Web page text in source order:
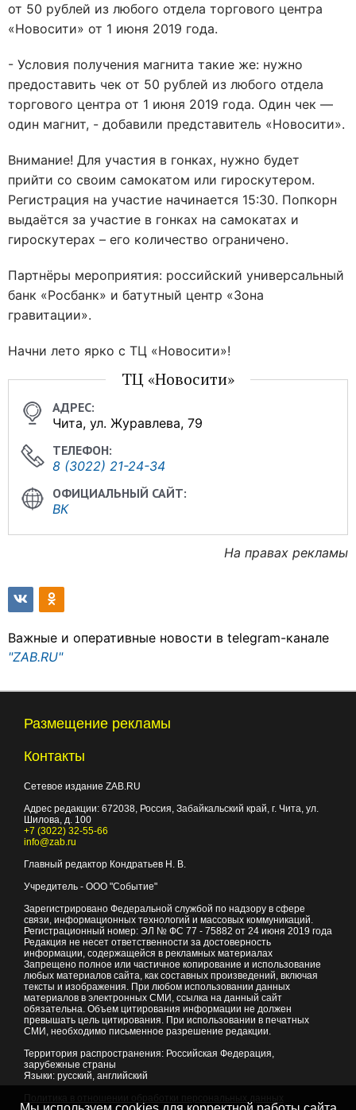
от 50 рублей из любого отдела торгового центра
«Новосити» от 1 июня 2019 года.
- Условия получения магнита такие же: нужно
предоставить чек от 50 рублей из любого отдела
торгового центра от 1 июня 2019 года. Один чек —
один магнит, - добавили представитель «Новосити».
Внимание! Для участия в гонках, нужно будет
прийти со своим самокатом или гироскутером.
Регистрация на участие начинается 15:30. Попкорн
выдаётся за участие в гонках на самокатах и
гироскутерах – его количество ограничено.
Партнёры мероприятия: российский универсальный
банк «Росбанк» и батутный центр «Зона
гравитации».
Начни лето ярко с ТЦ «Новосити»!
ТЦ «Новосити»
Чита, ул. Журавлева, 79
8 (3022) 21-24-34
ВК
На правах рекламы
Важные и оперативные новости в telegram-канале
"ZAB.RU"
Размещение рекламы
Контакты
Сетевое издание ZAB.RU
Адрес редакции: 672038, Россия, Забайкальский край, г. Чита, ул.
Шилова, д. 100
+7 (3022) 32-55-66
info@zab.ru
Главный редактор Кондратьев Н. В.
Учредитель - ООО "Событие"
Зарегистрировано Федеральной службой по надзору в сфере
связи, информационных технологий и массовых коммуникаций.
Регистрационный номер: ЭЛ № ФС 77 - 75882 от 24 июня 2019 года
Редакция не несет ответственности за достоверность
информации, содержащейся в рекламных материалах
Запрещено полное или частичное копирование и использование
любых материалов сайта, как составных произведений, включая
тексты и изображения. При любом использовании данных
материалов в электронных СМИ, ссылка на данный сайт
обязательна. Объем цитирования информации не должен
превышать цель цитирования. При использовании в печатных
СМИ, необходимо письменное разрешение редакции.
Территория распространения: Российская Федерация,
зарубежные страны
Языки: русский, английский